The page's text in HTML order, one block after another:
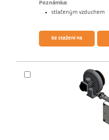
Poznámka:
stlačeným vzduchem
Brožura CellaTemp PA
Ke stažení na